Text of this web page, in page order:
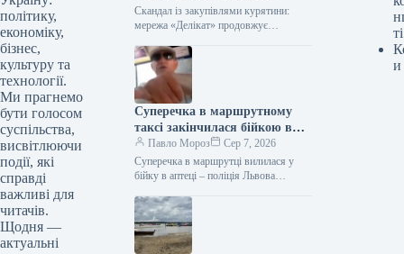
політику,
економіку,
бізнес,
культуру та
технології.
Ми прагнемо
бути голосом
суспільства,
висвітлюючи
події, які
справді
важливі для
читачів.
Щодня —
актуальні
реалізацію продукції
птахофабрики, яку
тероризмі
Скандал із закупівлями курятини:
мережа «Делікат» продовжує
звинувачуваної в екологічному терорі
Підпишіться на нас в Google додати…
Суперечка в маршрутному
таксі закінчилася бійкою в
аптеці, поліцейські Львова
проводять розслідування події
Павло Мороз
Сер 7, 2026
Суперечка в маршрутці вилилася у
бійку в аптеці – поліція Львова
відеозапис Підпишіться на нас у…
ті
и